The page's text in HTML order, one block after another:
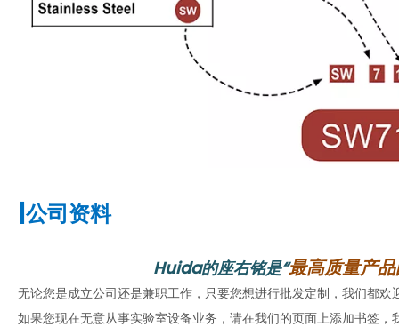
公司资料
Huida的座右铭是“最高质量产
无论您是成立公司还是兼职工作，只要您想进行批发定制，我们都欢
如果您现在无意从事实验室设备业务，请在我们的页面上添加书签